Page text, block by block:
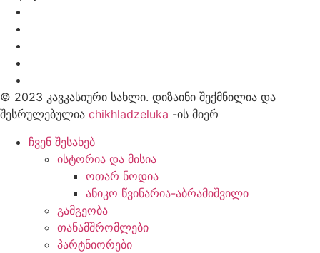
© 2023 კავკასიური სახლი. დიზაინი შექმნილია და
შესრულებულია chikhladzeluka -ის მიერ
ჩვენ შესახებ
ისტორია და მისია
ოთარ ნოდია
ანიკო წვინარია-აბრამიშვილი
გამგეობა
თანამშრომლები
პარტნიორები